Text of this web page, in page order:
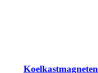
Koelkastmagneten